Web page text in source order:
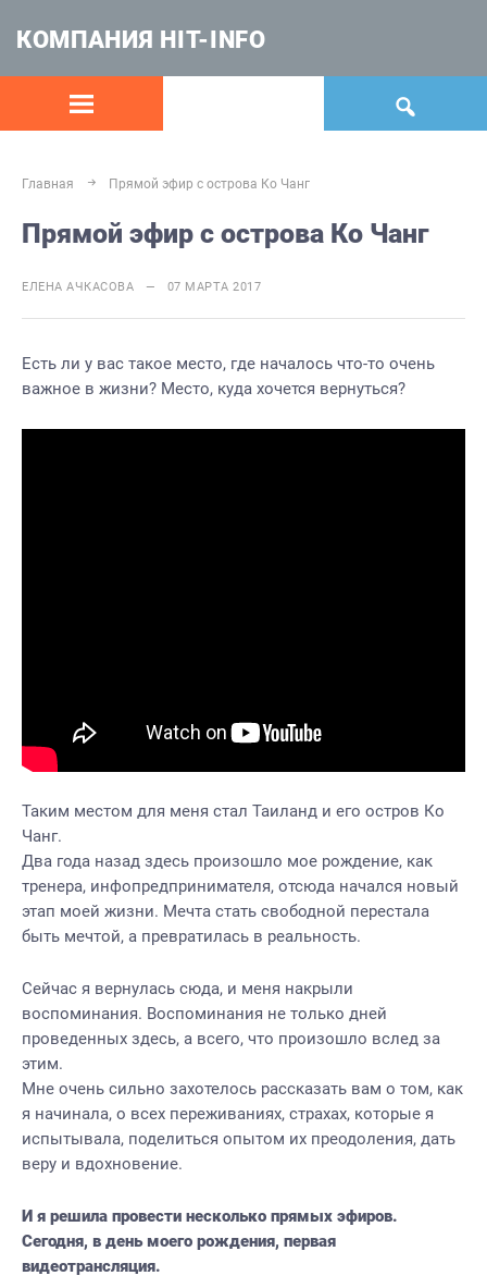
КОМПАНИЯ HIT-INFO
Главная Прямой эфир с острова Ко Чанг
Прямой эфир с острова Ко Чанг
ЕЛЕНА АЧКАСОВА — 07 МАРТА 2017
Есть ли у вас такое место, где началось что-то очень
важное в жизни? Место, куда хочется вернуться?
Таким местом для меня стал Таиланд и его остров Ко
Чанг.
Два года назад здесь произошло мое рождение, как
тренера, инфопредпринимателя, отсюда начался новый
этап моей жизни. Мечта стать свободной перестала
быть мечтой, а превратилась в реальность.
Сейчас я вернулась сюда, и меня накрыли
воспоминания. Воспоминания не только дней
проведенных здесь, а всего, что произошло вслед за
этим.
Мне очень сильно захотелось рассказать вам о том, как
я начинала, о всех переживаниях, страхах, которые я
испытывала, поделиться опытом их преодоления, дать
веру и вдохновение.
И я решила провести несколько прямых эфиров.
Сегодня, в день моего рождения, первая
видеотрансляция.